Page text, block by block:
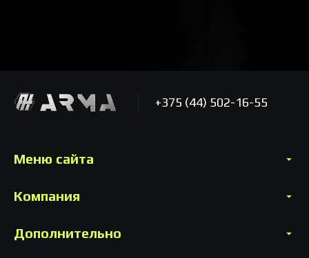
+375 (44) 502-16-55
Меню сайта
Компания
Дополнительно